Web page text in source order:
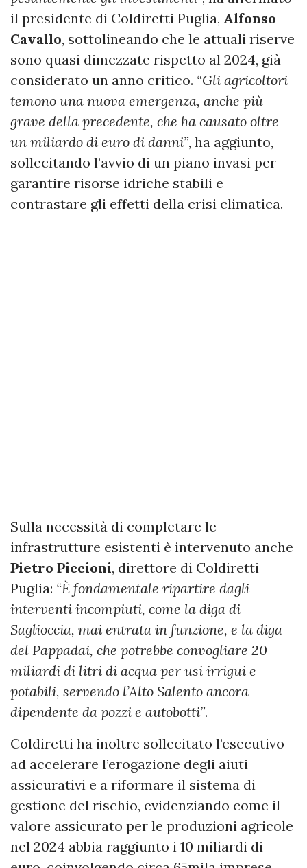
il presidente di Coldiretti Puglia, Alfonso
Cavallo, sottolineando che le attuali riserve
sono quasi dimezzate rispetto al 2024, già
considerato un anno critico. “Gli agricoltori
temono una nuova emergenza, anche più
grave della precedente, che ha causato oltre
un miliardo di euro di danni”, ha aggiunto,
sollecitando l’avvio di un piano invasi per
garantire risorse idriche stabili e
contrastare gli effetti della crisi climatica.
Sulla necessità di completare le
infrastrutture esistenti è intervenuto anche
Pietro Piccioni, direttore di Coldiretti
Puglia: “È fondamentale ripartire dagli
interventi incompiuti, come la diga di
Saglioccia, mai entrata in funzione, e la diga
del Pappadai, che potrebbe convogliare 20
miliardi di litri di acqua per usi irrigui e
potabili, servendo l’Alto Salento ancora
dipendente da pozzi e autobotti”.
Coldiretti ha inoltre sollecitato l’esecutivo
ad accelerare l’erogazione degli aiuti
assicurativi e a riformare il sistema di
gestione del rischio, evidenziando come il
valore assicurato per le produzioni agricole
nel 2024 abbia raggiunto i 10 miliardi di